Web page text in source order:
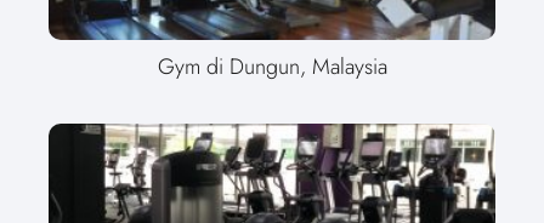
Gym di Dungun, Malaysia